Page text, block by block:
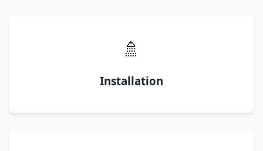
🚿
Installation